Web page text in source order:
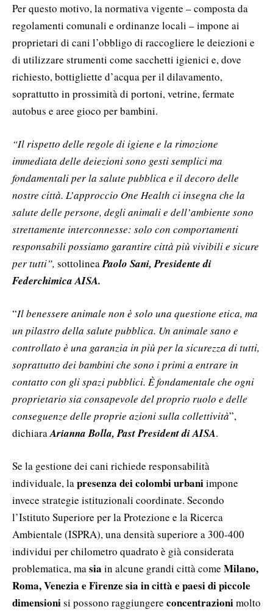
Per questo motivo, la normativa vigente – composta da
regolamenti comunali e ordinanze locali – impone ai
proprietari di cani l’obbligo di raccogliere le deiezioni e
di utilizzare strumenti come sacchetti igienici e, dove
richiesto, bottigliette d’acqua per il dilavamento,
soprattutto in prossimità di portoni, vetrine, fermate
autobus e aree gioco per bambini.
“Il rispetto delle regole di igiene e la rimozione
immediata delle deiezioni sono gesti semplici ma
fondamentali per la salute pubblica e il decoro delle
nostre città. L’approccio One Health ci insegna che la
salute delle persone, degli animali e dell’ambiente sono
strettamente interconnesse: solo con comportamenti
responsabili possiamo garantire città più vivibili e sicure
per tutti”, sottolineaPaolo Sani, Presidente di
Federchimica AISA.
“Il benessere animale non è solo una questione etica, ma
un pilastro della salute pubblica. Un animale sano e
controllato è una garanzia in più per la sicurezza di tutti,
soprattutto dei bambini che sono i primi a entrare in
contatto con gli spazi pubblici. È fondamentale che ogni
proprietario sia consapevole del proprio ruolo e delle
conseguenze delle proprie azioni sulla collettività”,
dichiaraArianna Bolla, Past President di AISA.
Se la gestione dei cani richiede responsabilità
individuale, lapresenza dei colombi urbaniimpone
invece strategie istituzionali coordinate. Secondo
l’Istituto Superiore per la Protezione e la Ricerca
Ambientale (ISPRA), una densità superiore a 300-400
individui per chilometro quadrato è già considerata
problematica, masia in alcune grandi città come Milano,
Roma, Venezia e Firenze sia in città e paesi di piccole
dimensionisi possono raggiungere concentrazionimolto